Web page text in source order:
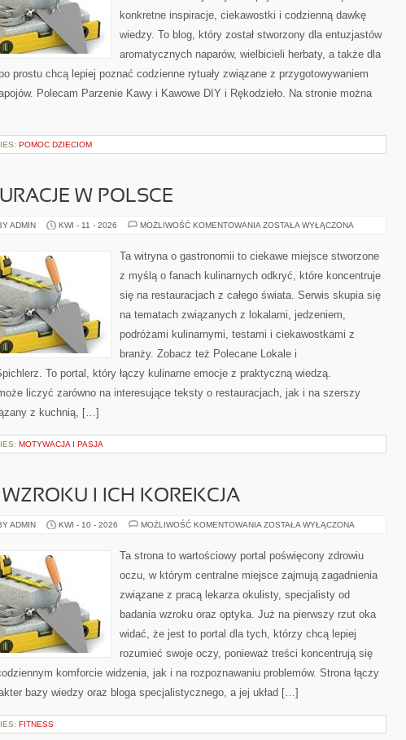
konkretne inspiracje, ciekawostki i codzienną dawkę
wiedzy. To blog, który został stworzony dla entuzjastów
aromatycznych naparów, wielbicieli herbaty, a także dla
prostu chcą lepiej poznać codzienne rytuały związane z przygotowywaniem
Polecam Parzenie Kawy i Kawowe DIY i Rękodzieło. Na stronie można
POMOC DZIECIOM
W POLSCE
ADMIN KWI - 11 - 2026 MOŻLIWOŚĆ KOMENTOWANIA RESTAURACJE
ZOSTAŁA WYŁĄCZONA
Ta witryna o gastronomii to ciekawe miejsce stworzone
z myślą o fanach kulinarnych odkryć, które koncentruje
się na restauracjach z całego świata. Serwis skupia się
na tematach związanych z lokalami, jedzeniem,
podróżami kulinarnymi, testami i ciekawostkami z
branży. Zobacz też Polecane Lokale i
To portal, który łączy kulinarne emocje z praktyczną wiedzą.
liczyć zarówno na interesujące teksty o restauracjach, jak i na szerszy
z kuchnią, […]
MOTYWACJA I PASJA
I ICH KOREKCJA
ADMIN KWI - 10 - 2026 MOŻLIWOŚĆ KOMENTOWANIA WADY
ICH
KOREKCJA
ZOSTAŁA WYŁĄCZONA
Ta strona to wartościowy portal poświęcony zdrowiu
oczu, w którym centralne miejsce zajmują zagadnienia
związane z pracą lekarza okulisty, specjalisty od
badania wzroku oraz optyka. Już na pierwszy rzut oka
widać, że jest to portal dla tych, którzy chcą lepiej
rozumieć swoje oczy, ponieważ treści koncentrują się
komforcie widzenia, jak i na rozpoznawaniu problemów. Strona łączy
bazy wiedzy oraz bloga specjalistycznego, a jej układ […]
FITNESS